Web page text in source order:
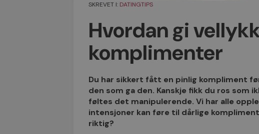
SKREVET I: DATINGTIPS
Hvordan gi
komplimenter
Du har sikkert fått en pinlig kompliment
den som ga den. Kanskje fikk du ros som
føltes det manipulerende. Vi har alle
intensjoner kan føre til dårlige
riktig?